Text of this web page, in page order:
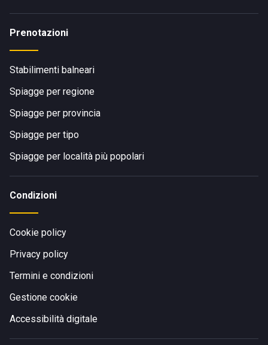
Prenotazioni
Stabilimenti balneari
Spiagge per regione
Spiagge per provincia
Spiagge per tipo
Spiagge per località più popolari
Condizioni
Cookie policy
Privacy policy
Termini e condizioni
Gestione cookie
Accessibilità digitale